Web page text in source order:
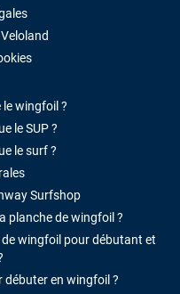
le wingfoil ?
le SUP ?
le surf ?
Surfshop
planche de wingfoil ?
wingfoil pour débutant et
débuter en wingfoil ?